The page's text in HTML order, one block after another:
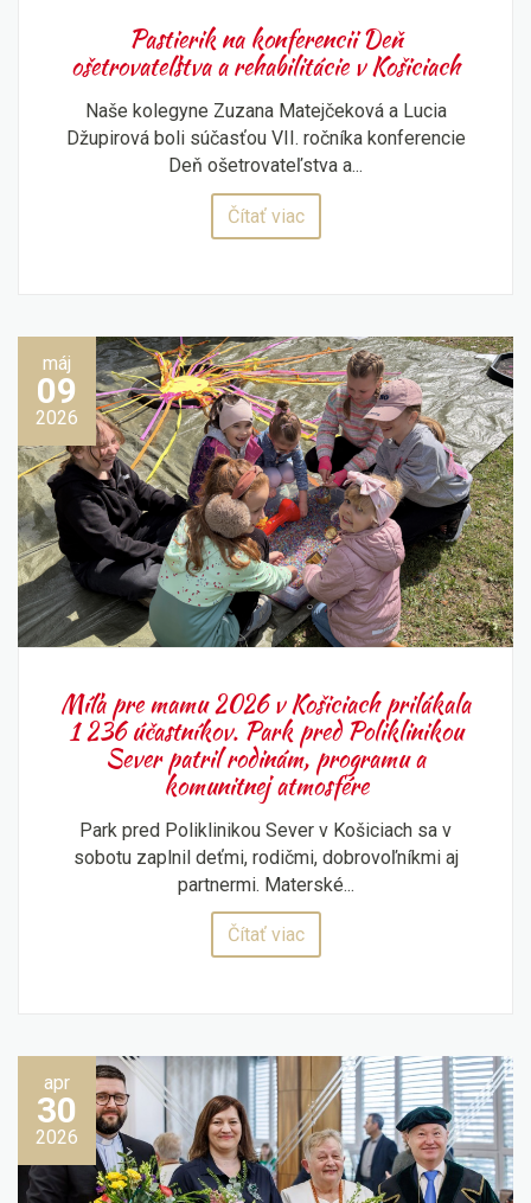
Pastierik na konferencii Deň
ošetrovateľstva a rehabilitácie v Košiciach
Naše kolegyne Zuzana Matejčeková a Lucia
Džupirová boli súčasťou VII. ročníka konferencie
Deň ošetrovateľstva a...
Čítať viac
máj
09
2026
Míľa pre mamu 2026 v Košiciach prilákala
1 236 účastníkov. Park pred Poliklinikou
Sever patril rodinám, programu a
komunitnej atmosfére
Park pred Poliklinikou Sever v Košiciach sa v
sobotu zaplnil deťmi, rodičmi, dobrovoľníkmi aj
partnermi. Materské...
Čítať viac
apr
30
2026